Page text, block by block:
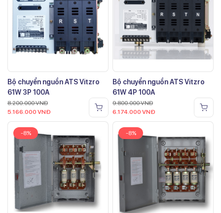
Bộ chuyển nguồn ATS Vitzro
61W 3P 100A
8.200.000VNĐ
5.166.000 VNĐ
Bộ chuyển nguồn ATS Vitzro
61W 4P 100A
9.800.000VNĐ
6.174.000 VNĐ
-8% -8%